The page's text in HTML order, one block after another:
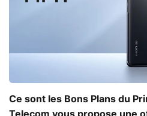
Ce sont les Bons Plans du